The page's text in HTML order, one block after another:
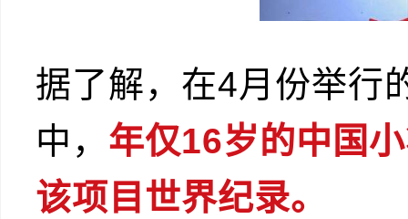
据了解，在4月份举行
中， 年仅16岁的中国
该项目世界纪录。